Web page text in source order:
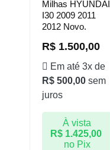
Milhas HYUNDAI
I30 2009 2011
2012 Novo.
R$ 1.500,00
À vista
R$1.425,00
no Pix
Em até 3x de
R$ 500,00 sem
juros